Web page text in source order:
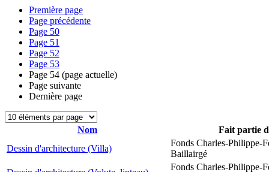
Première page
Page précédente
Page 50
Page 51
Page 52
Page 53
Page 54 (page actuelle)
Page suivante
Dernière page
Nom
Fait partie
Dessin d'architecture (Villa)
Fonds Charles-Philippe-
Baillairgé
Fonds Charles-Philippe-